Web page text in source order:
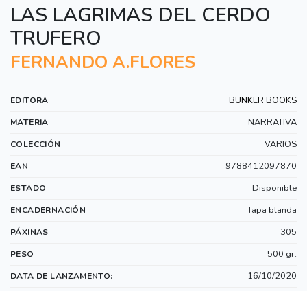
LAS LAGRIMAS DEL CERDO
TRUFERO
FERNANDO A.FLORES
EDITORA BUNKER BOOKS
MATERIA NARRATIVA
COLECCIÓN VARIOS
EAN 9788412097870
ESTADO Disponible
ENCADERNACIÓN Tapa blanda
PÁXINAS 305
PESO 500 gr.
DATA DE LANZAMENTO: 16/10/2020